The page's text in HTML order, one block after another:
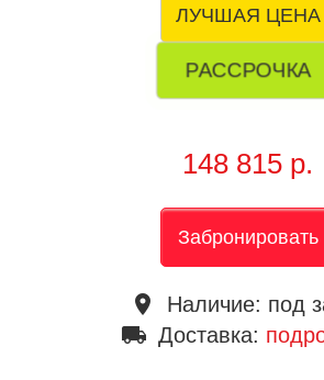
ЛУЧШАЯ ЦЕНА
РАССРОЧКА
148 815 р.
Забронировать
place Наличие: под
local_shipping Доставка: